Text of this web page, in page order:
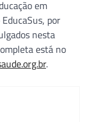
em
por
nesta
está no
.